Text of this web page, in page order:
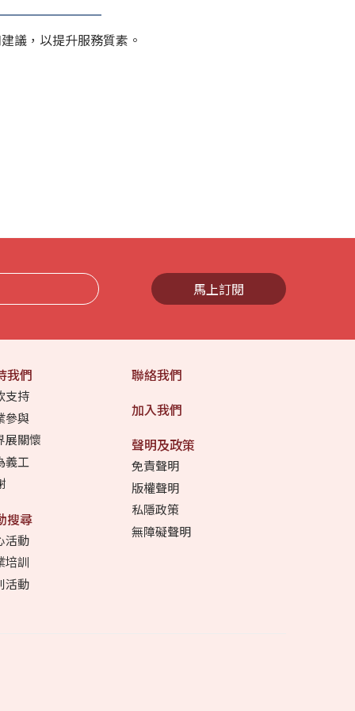
議，以提升服務質素。
馬上訂閱
我們
支持
參與
展關懷
義工
搜尋
活動
培訓
活動
聯絡我們
加入我們
聲明及政策
免責聲明
版權聲明
私隱政策
無障礙聲明